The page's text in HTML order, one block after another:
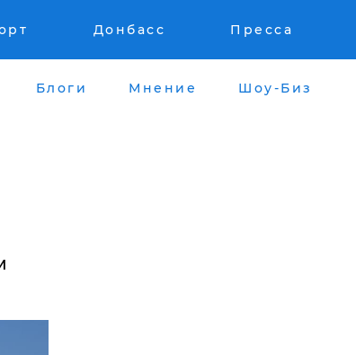
Донбасс Пресса
Блоги Мнение Шоу-Биз